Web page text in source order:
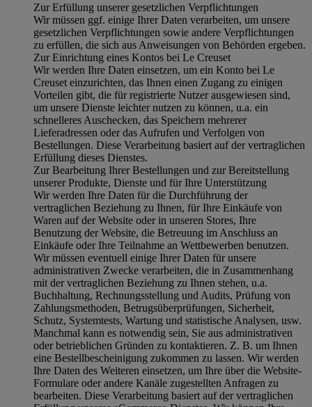
Zur Erfüllung unserer gesetzlichen Verpflichtungen
Wir müssen ggf. einige Ihrer Daten verarbeiten, um unsere
gesetzlichen Verpflichtungen sowie andere Verpflichtungen
zu erfüllen, die sich aus Anweisungen von Behörden ergeben.
Zur Einrichtung eines Kontos bei Le Creuset
Wir werden Ihre Daten einsetzen, um ein Konto bei Le
Creuset einzurichten, das Ihnen einen Zugang zu einigen
Vorteilen gibt, die für registrierte Nutzer ausgewiesen sind,
um unsere Dienste leichter nutzen zu können, u.a. ein
schnelleres Auschecken, das Speichern mehrerer
Lieferadressen oder das Aufrufen und Verfolgen von
Bestellungen. Diese Verarbeitung basiert auf der vertraglichen
Erfüllung dieses Dienstes.
Zur Bearbeitung Ihrer Bestellungen und zur Bereitstellung
unserer Produkte, Dienste und für Ihre Unterstützung
Wir werden Ihre Daten für die Durchführung der
vertraglichen Beziehung zu Ihnen, für Ihre Einkäufe von
Waren auf der Website oder in unseren Stores, Ihre
Benutzung der Website, die Betreuung im Anschluss an
Einkäufe oder Ihre Teilnahme an Wettbewerben benutzen.
Wir müssen eventuell einige Ihrer Daten für unsere
administrativen Zwecke verarbeiten, die in Zusammenhang
mit der vertraglichen Beziehung zu Ihnen stehen, u.a.
Buchhaltung, Rechnungsstellung und Audits, Prüfung von
Zahlungsmethoden, Betrugsüberprüfungen, Sicherheit,
Schutz, Systemtests, Wartung und statistische Analysen, usw.
Manchmal kann es notwendig sein, Sie aus administrativen
oder betrieblichen Gründen zu kontaktieren. Z. B. um Ihnen
eine Bestellbescheinigung zukommen zu lassen. Wir werden
Ihre Daten des Weiteren einsetzen, um Ihre über die Website-
Formulare oder andere Kanäle zugestellten Anfragen zu
bearbeiten. Diese Verarbeitung basiert auf der vertraglichen